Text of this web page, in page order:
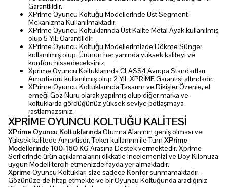
Garantilidir.
XPrime Oyuncu Koltuğu Modellerinde Üst Segment
Mekanizma Kullanılmaktadır.
XPrime Oyuncu Koltuklarında Üst Kalite Metal Ayak kullanılmış
olup 5 YIL Garantilidir.
XPrime Oyuncu Koltuğu Modellerimizde Dökme Sünger
kullanılmış olup, Ürünün her yanında yüksek kaliteyi ve
konforu hissedeceksiniz.
Xprime Oyuncu Koltuklarında CLASS4 Avrupa Standartları
Amortisörü kullanılmış olup 2 YIL XPRİME Garantisi altındadır.
XPrime Oyuncu Koltuklarında Tasarım ve Dikişler Özenle, el
emeği Göz Nuru olarak yapılmış olup diğer marka ve
koltuklarda gördüğünüz yüksek seviye potlaşmaya
rastlamazsınız.
XPRİME OYUNCU KOLTUĞU KALİTESİ
XPrime Oyuncu KoltuklarındaOturma Alanının geniş olması ve
Yüksek kalitede Amortisör, Teker kullanımı ile Tüm XPrime
Modellerinde 100-160 KG Arasına Destek vermektedir. Xprime
Serilerinde ürün açıklamalarını dikkatle incelemenizi ve Boy Kilonuza
uygun Modeli tercih etmenizde fayda yer almaktadır.
Xprime Oyuncu Koltukları size sadece Konfor sunmamaktadır,
Gözünüze de hitap etmekte ve bir Oyuncu Koltuğunda aradığınız